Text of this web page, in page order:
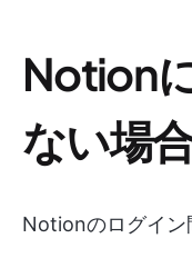
Notion
ない場
Notionのログイン